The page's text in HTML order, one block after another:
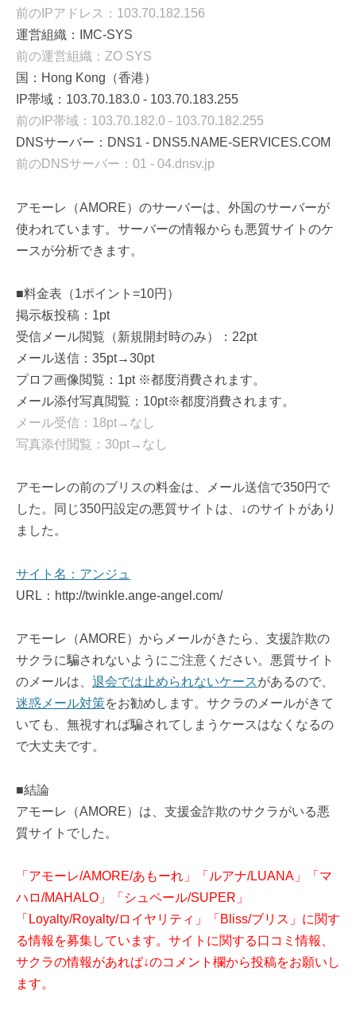
前のIPアドレス：103.70.182.156
運営組織：IMC-SYS
前の運営組織：ZO SYS
国：Hong Kong（香港）
IP帯域：103.70.183.0 - 103.70.183.255
前のIP帯域：103.70.182.0 - 103.70.182.255
DNSサーバー：DNS1 - DNS5.NAME-SERVICES.COM
前のDNSサーバー：01 - 04.dnsv.jp
アモーレ（AMORE）のサーバーは、外国のサーバーが
使われています。サーバーの情報からも悪質サイトのケ
ースが分析できます。
■料金表（1ポイント=10円）
掲示板投稿：1pt
受信メール閲覧（新規開封時のみ）：22pt
メール送信：35pt→30pt
プロフ画像閲覧：1pt ※都度消費されます。
メール添付写真閲覧：10pt※都度消費されます。
メール受信：18pt→なし
写真添付閲覧：30pt→なし
アモーレの前のブリスの料金は、メール送信で350円で
した。同じ350円設定の悪質サイトは、↓のサイトがあり
ました。
サイト名：アンジュ
URL：http://twinkle.ange-angel.com/
アモーレ（AMORE）からメールがきたら、支援詐欺の
サクラに騙されないようにご注意ください。悪質サイト
のメールは、 退会では止められないケースがあるので、
迷惑メール対策をお勧めします。サクラのメールがきて
いても、無視すれば騙されてしまうケースはなくなるの
で大丈夫です。
■結論
アモーレ（AMORE）は、支援金詐欺のサクラがいる悪
質サイトでした。
「アモーレ/AMORE/あもーれ」「ルアナ/LUANA」「マ
ハロ/MAHALO」「シュペール/SUPER」
「Loyalty/Royalty/ロイヤリティ」「Bliss/ブリス」に関す
る情報を募集しています。サイトに関する口コミ情報、
サクラの情報があれば↓のコメント欄から投稿をお願いし
ます。